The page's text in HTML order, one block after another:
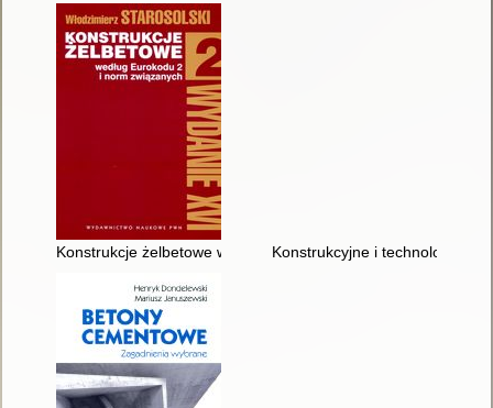
Konstrukcje żelbetowe według Eurokodu 2 i norm związanych.
Konstrukcyjne i